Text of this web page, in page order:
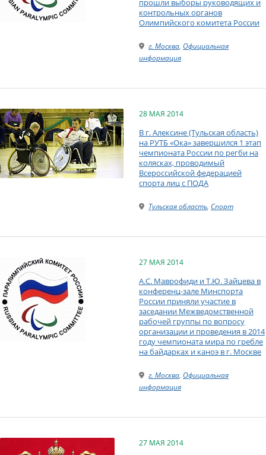
прошли выборы руководящих и
контрольных органов
Олимпийского комитета России
г. Москва, Официальная
информация
28 МАЯ 2014
В г. Алексине (Тульская область)
на РУТБ «Ока» завершился 1 этап
чемпионата России по регби на
колясках, проводимый
Всероссийской федерацией
спорта лиц с ПОДА
Тульская область, Спорт
27 МАЯ 2014
А.С. Маврофиди и Т.Ю. Зайцева в
конференц-зале Минспорта
России приняли участие в
заседании Межведомственной
рабочей группы по вопросу
организации и проведения в 2014
году чемпионата мира по гребле
на байдарках и каноэ в г. Москве
г. Москва, Официальная
информация
27 МАЯ 2014